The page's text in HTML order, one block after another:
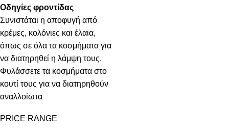
PRICE RANGE
Οδηγίες φροντίδας
Συνιστάται η αποφυγή από
κρέμες, κολόνιες και έλαια,
όπως σε όλα τα κοσμήματα για
να διατηρηθεί η λάμψη τους.
Φυλάσσετε τα κοσμήματα στο
κουτί τους για να διατηρηθούν
αναλλοίωτα